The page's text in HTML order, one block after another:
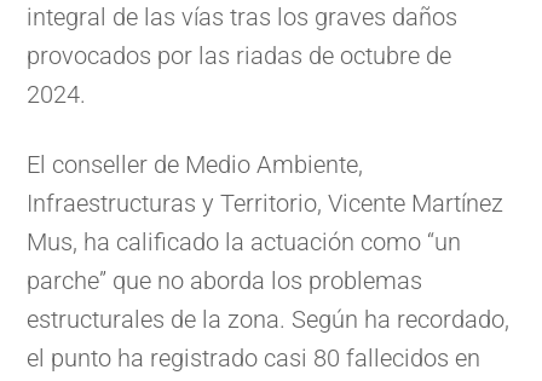
integral de las vías tras los graves daños
provocados por las riadas de octubre de
2024.
El conseller de Medio Ambiente,
Infraestructuras y Territorio, Vicente Martínez
Mus, ha calificado la actuación como “un
parche” que no aborda los problemas
estructurales de la zona. Según ha recordado,
el punto ha registrado casi 80 fallecidos en